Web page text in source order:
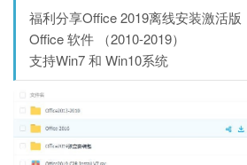
福利分享Office 2019离线安装激活版
Office 软件 （2010-2019）
支持Win7 和 Win10系统